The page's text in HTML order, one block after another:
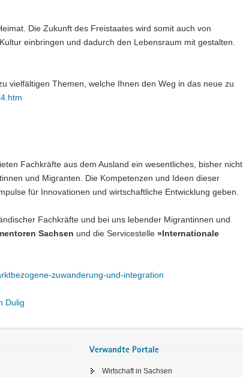
Die Zukunft des Freistaates wird somit auch von
einbringen und dadurch den Lebensraum mit gestalten.
vielfältigen Themen, welche Ihnen den Weg in das neue zu
Fachkräfte aus dem Ausland ein wesentliches, bisher nicht
und Migranten. Die Kompetenzen und Ideen dieser
für Innovationen und wirtschaftliche Entwicklung geben.
Fachkräfte und bei uns lebender Migrantinnen und
Sachsen und die Servicestelle »Internationale
zuwanderung-und-integration
Dulig
Verwandte Portale
Wirtschaft in Sachsen